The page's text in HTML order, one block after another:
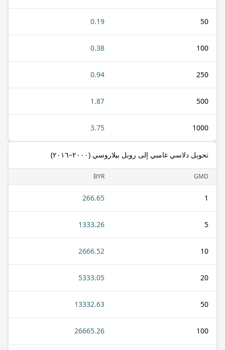
50
0.19
100
0.38
250
0.94
500
1.87
1000
3.75
تحويل دلاسي غامبي إلى روبل بيلاروسي (٢٠٠٠–٢٠١٦)
GMD
BYR
1
266.65
5
1333.26
10
2666.52
20
5333.05
50
13332.63
100
26665.26